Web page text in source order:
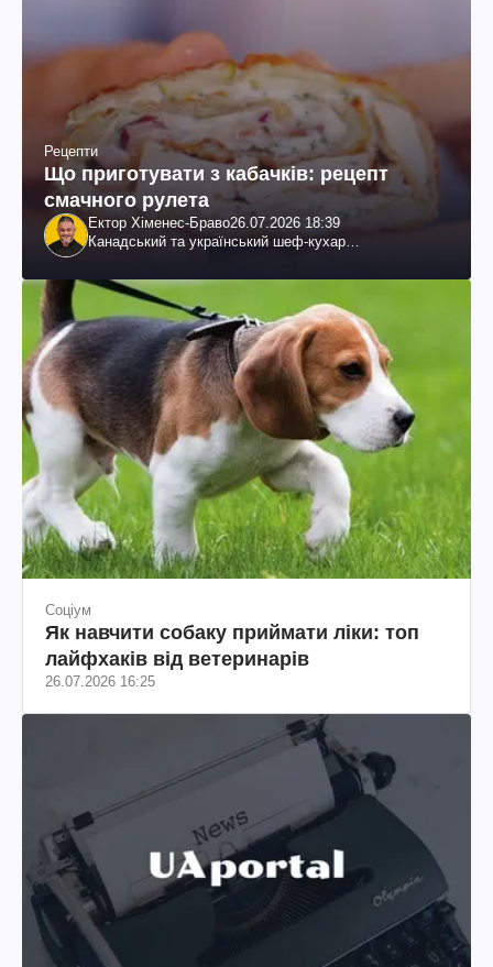
Рецепти
Що приготувати з кабачків: рецепт
смачного рулета
Ектор Хіменес-Браво26.07.2026 18:39
Канадський та український шеф-кухар
Соціум
Як навчити собаку приймати ліки: топ
лайфхаків від ветеринарів
26.07.2026 16:25